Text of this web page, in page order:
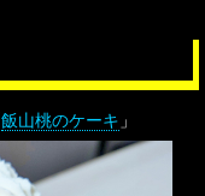
飯山桃のケーキ 」